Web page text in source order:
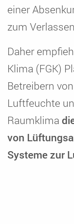
einer
zum
Daher
Klima (FGK)
Betreibern
Luftfeuchte
Raumklima
von
Systeme zur